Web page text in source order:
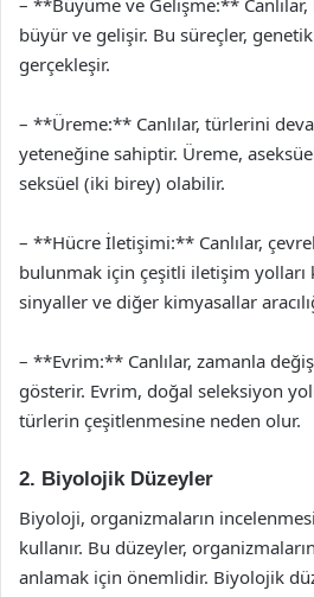
– **Büyüme ve Gelişme:**
büyür ve gelişir. Bu süreçler,
gerçekleşir.
– **Üreme:** Canlılar, türlerini
yeteneğine sahiptir. Üreme,
seksüel (iki birey) olabilir.
– **Hücre İletişimi:** Canlılar,
bulunmak için çeşitli iletişim yolları
sinyaller ve diğer kimyasallar
– **Evrim:** Canlılar, zamanla
gösterir. Evrim, doğal seleksiyon
türlerin çeşitlenmesine neden olur.
2. Biyolojik Düzeyler
Biyoloji, organizmaların
kullanır. Bu düzeyler, organizmaların
anlamak için önemlidir. Biyolojik